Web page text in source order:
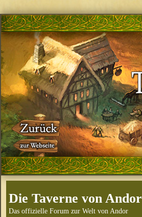
Die Taverne von Andor
Das offizielle Forum zur Welt von Andor